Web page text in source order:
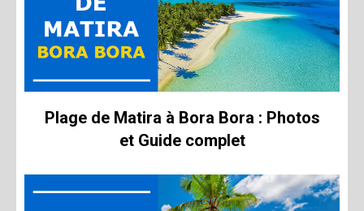
Plage de Matira à Bora Bora : Photos
et Guide complet